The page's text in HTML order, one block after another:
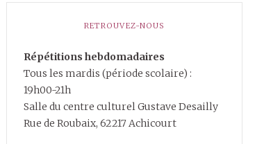
RETROUVEZ-NOUS
Répétitions hebdomadaires
Tous les mardis (période scolaire) :
19h00-21h
Salle du centre culturel Gustave Desailly
Rue de Roubaix, 62217 Achicourt